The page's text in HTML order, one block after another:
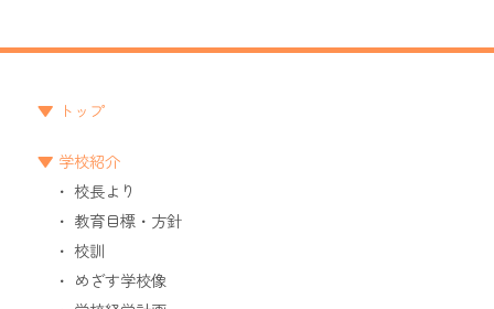
トップ
学校紹介
校長より
教育目標・方針
校訓
めざす学校像